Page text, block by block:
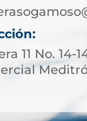
11 No. 14-